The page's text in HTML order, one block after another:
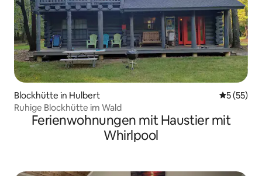
Blockhütte in Hulbert
5 (55)
Ruhige Blockhütte im Wald
Ferienwohnungen mit Haustier mit
Whirlpool